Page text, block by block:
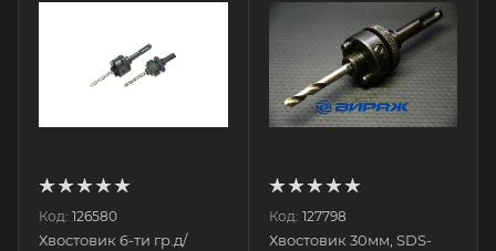
Код: 126580
Хвостовик 6-ти гр.д/
Код: 127798
Хвостовик 30мм, SDS-